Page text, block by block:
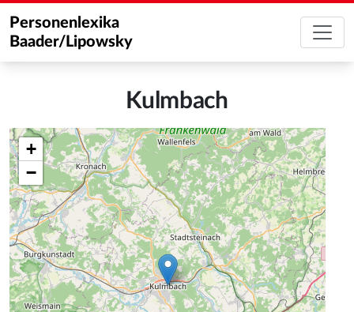
Personenlexika
Baader/Lipowsky
Kulmbach
+
−